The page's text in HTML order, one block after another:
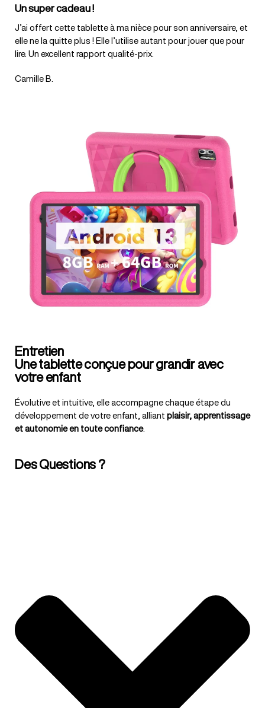
Un super cadeau !
J’ai offert cette tablette à ma nièce pour son anniversaire, et
elle ne la quitte plus ! Elle l’utilise autant pour jouer que pour
lire. Un excellent rapport qualité-prix.
Camille B.
Entretien
Une tablette conçue pour grandir avec
votre enfant
Évolutive et intuitive, elle accompagne chaque étape du
développement de votre enfant, alliantplaisir, apprentissage
et autonomie en toute confiance.
Des Questions ?